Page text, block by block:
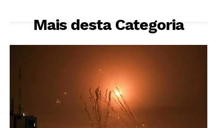
Mais desta Categoria